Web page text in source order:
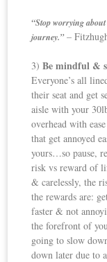
“Stop worrying
journey.”–
3)Be mindful &
Everyone’s all
their seat and get
aisle with your
overhead with
that get annoyed
yours…so pause,
risk vs reward of
& carelessly, the
the rewards are:
faster & not
the forefront of
going to slow
down later due to